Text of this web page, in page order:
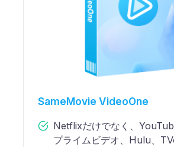
SameMovie VideoOne
Netflixだけでなく、
プライムビデオ、Hulu、